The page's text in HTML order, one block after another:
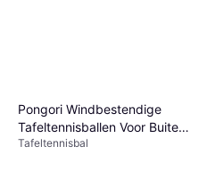
Pongori Windbestendige
Tafeltennisballen Voor Buiten
6 Stuks
Tafeltennisbal